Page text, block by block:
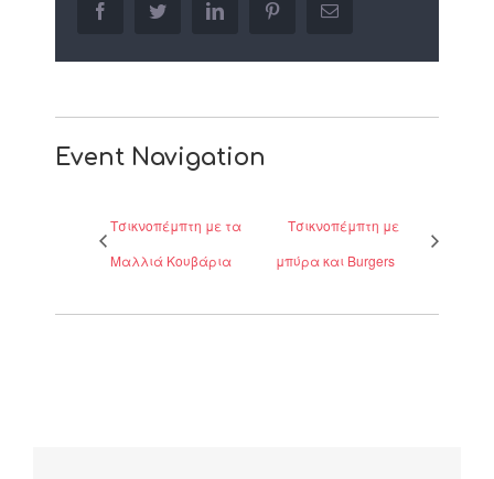
facebooktwitter linkedin pinterestEmail
Event Navigation
Τσικνοπέμπτη με τα
Μαλλιά Κουβάρια
Τσικνοπέμπτη με
μπύρα και Burgers